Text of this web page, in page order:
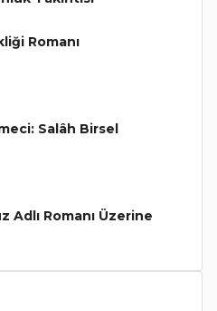
Romanı
Salâh Birsel
Adlı Romanı Üzerine